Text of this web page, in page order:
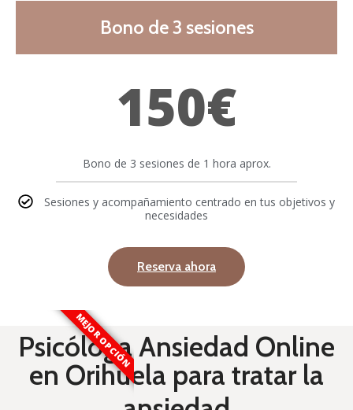
Bono de 3 sesiones
150€
Bono de 3 sesiones de 1 hora aprox.
Sesiones y acompañamiento centrado en tus objetivos y
necesidades
Reserva ahora
MEJOR OPCIÓN
Psicóloga Ansiedad Online
en Orihuela para tratar la